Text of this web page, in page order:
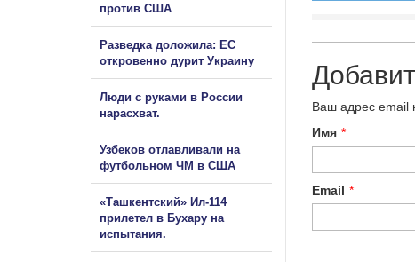
Ваш адрес email
Имя *
Email *
против США
Разведка доложила: ЕС
откровенно дурит Украину
Люди с руками в России
нарасхват.
Узбеков отлавливали на
футбольном ЧМ в США
«Ташкентский» Ил-114
прилетел в Бухару на
испытания.